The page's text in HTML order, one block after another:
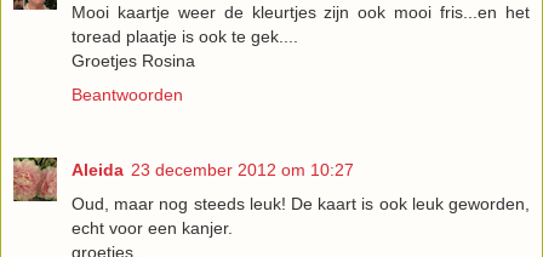
Mooi kaartje weer de kleurtjes zijn ook mooi fris...en het
toread plaatje is ook te gek....
Groetjes Rosina
Beantwoorden
Aleida 23 december 2012 om 10:27
Oud, maar nog steeds leuk! De kaart is ook leuk geworden,
echt voor een kanjer.
groetjes,